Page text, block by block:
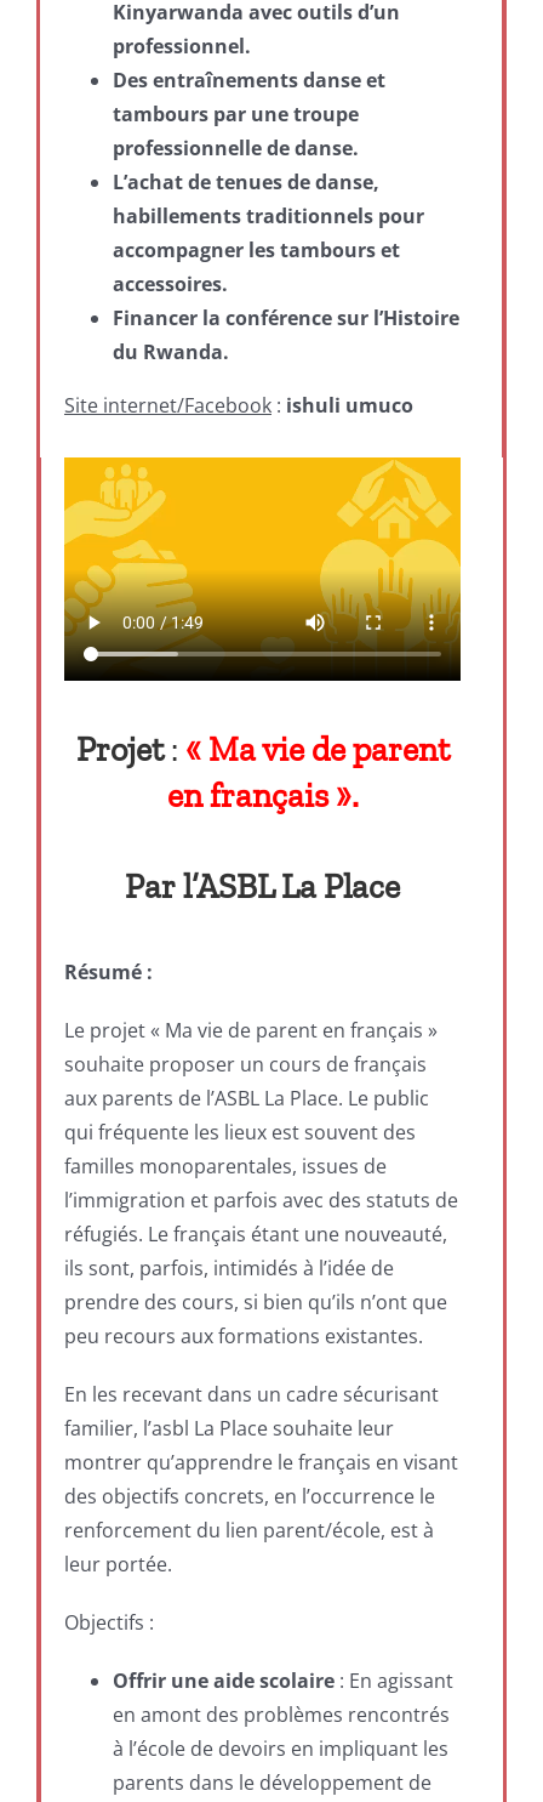
Kinyarwanda avec outils d’un
professionnel.
Des entraînements danse et
tambours par une troupe
professionnelle de danse.
L’achat de tenues de danse,
habillements traditionnels pour
accompagner les tambours et
accessoires.
Financer la conférence sur l’Histoire
du Rwanda.
Site internet/Facebook: ishuli umuco
Projet: « Ma vie de parent
en français ».
Par l’ASBL La Place
Résumé :
Le projet « Ma vie de parent en français »
souhaite proposer un cours de français
aux parents de l’ASBL La Place. Le public
qui fréquente les lieux est souvent des
familles monoparentales, issues de
l’immigration et parfois avec des statuts de
réfugiés. Le français étant une nouveauté,
ils sont, parfois, intimidés à l’idée de
prendre des cours, si bien qu’ils n’ont que
peu recours aux formations existantes.
En les recevant dans un cadre sécurisant
familier, l’asbl La Place souhaite leur
montrer qu’apprendre le français en visant
des objectifs concrets, en l’occurrence le
renforcement du lien parent/école, est à
leur portée.
Objectifs :
Offrir une aide scolaire: En agissant
en amont des problèmes rencontrés
à l’école de devoirs en impliquant les
parents dans le développement de